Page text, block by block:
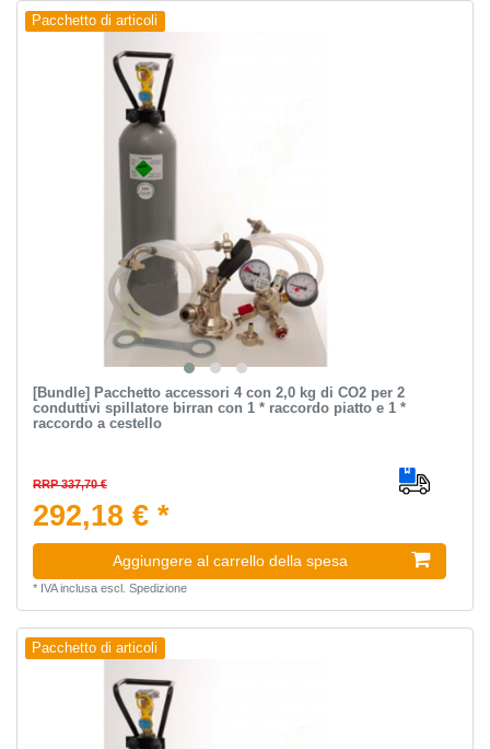
Pacchetto di articoli
[Bundle] Pacchetto accessori 4 con 2,0 kg di CO2 per 2
conduttivi spillatore birran con 1 * raccordo piatto e 1 *
raccordo a cestello
RRP 337,70 €
292,18 € *
Aggiungere al carrello della spesa
* IVA inclusaescl. Spedizione
Pacchetto di articoli